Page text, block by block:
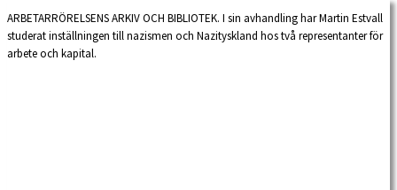
ARBETARRÖRELSENS ARKIV OCH BIBLIOTEK. I sin avhandling har Martin Estvall
studerat inställningen till nazismen och Nazityskland hos två representanter för
arbete och kapital.